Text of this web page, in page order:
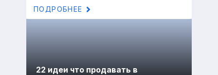
ПОДРОБНЕЕ
22 идеи что продавать в